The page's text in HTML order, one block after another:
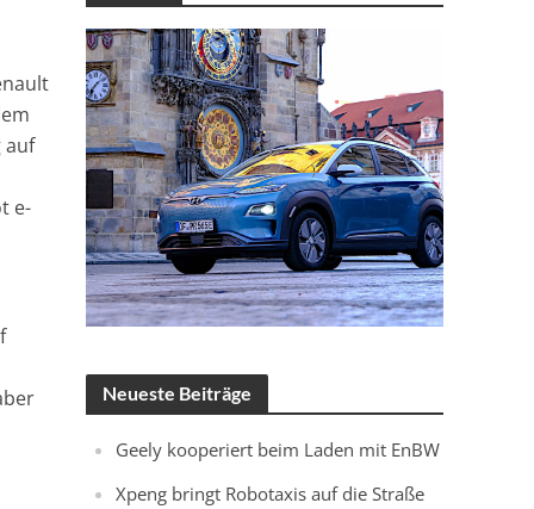
auf
e-
Neueste Beiträge
Geely kooperiert beim Laden mit EnBW
Xpeng bringt Robotaxis auf die Straße